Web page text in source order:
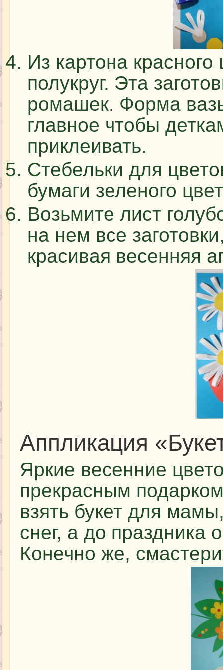
Из картона
полукруг. Эта
ромашек. Форма
главное чтобы
приклеивать.
Стебельки для
бумаги зеленого
Возьмите лист
на нем все
красивая весенняя
Аппликация
Яркие весенние
прекрасным
взять букет для
снег, а до праздника
Конечно же,